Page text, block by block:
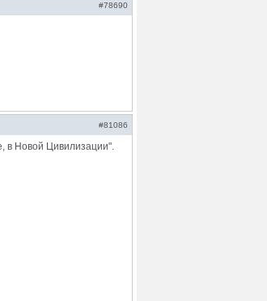
#78690
#81086
в Новой Цивилизации".